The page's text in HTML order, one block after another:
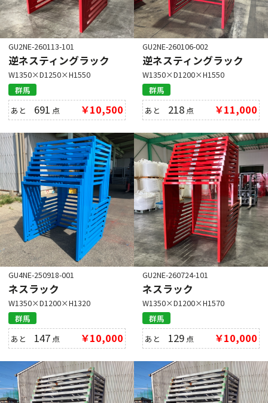
GU2NE-260113-101
逆ネスティングラック
W1350×D1250×H1550
群馬
あと 691 点 ￥10,500
GU2NE-260106-002
逆ネスティングラック
W1350×D1200×H1550
群馬
あと 218 点 ￥11,000
GU4NE-250918-001
ネスラック
W1350×D1200×H1320
群馬
あと 147 点 ￥10,000
GU2NE-260724-101
ネスラック
W1350×D1200×H1570
群馬
あと 129 点 ￥10,000